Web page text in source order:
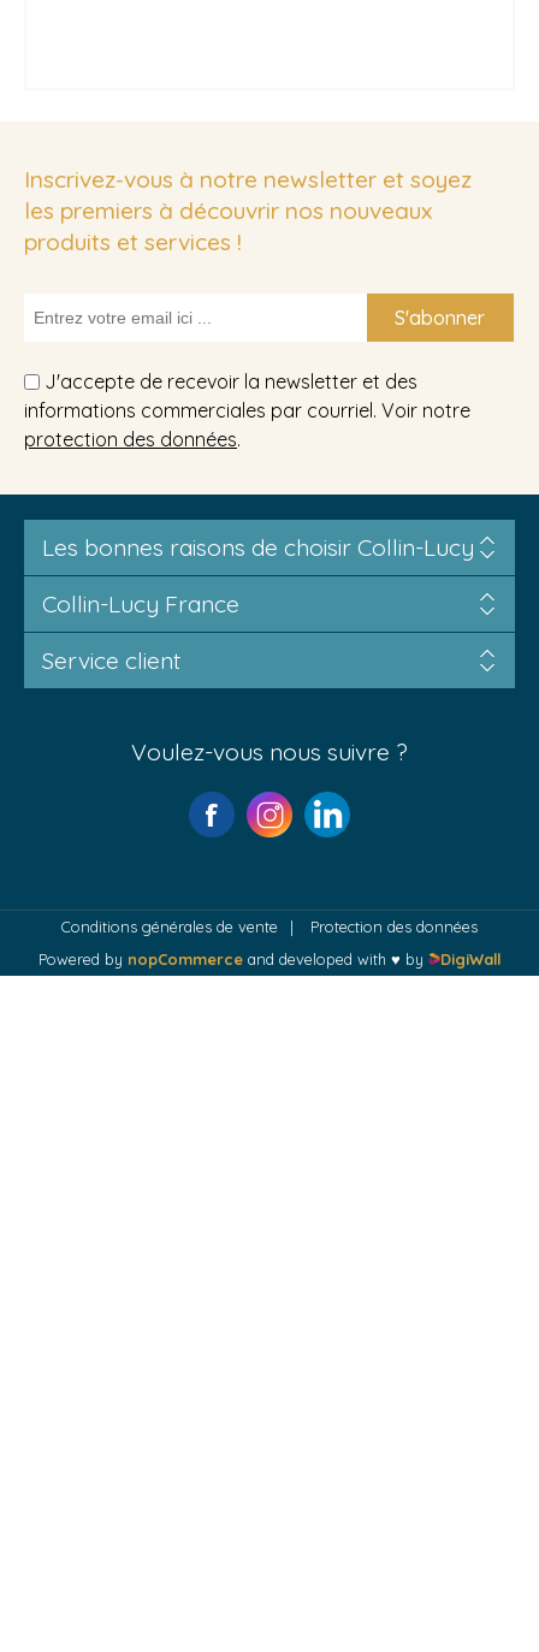
Inscrivez-vous à notre newsletter et soyez
les premiers à découvrir nos nouveaux
produits et services !
S'abonner
J'accepte de recevoir la newsletter et des
informations commerciales par courriel. Voir notre
protection des données.
Les bonnes raisons de choisir Collin-Lucy
Collin-Lucy France
Service client
Voulez-vous nous suivre ?
Conditions générales de vente
Protection des données
Powered by nopCommerce and developed with ♥ by DigiWall